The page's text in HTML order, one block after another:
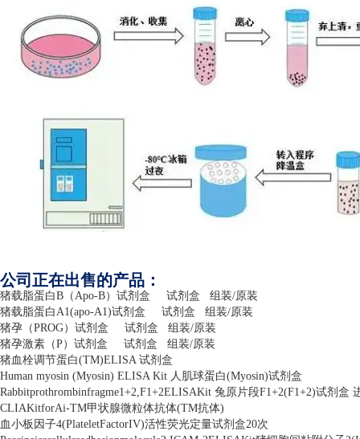
公司正在出售的产品：
猪载脂蛋白B （Apo-B）试剂盒 试剂盒 组装/原装
猪载脂蛋白A1(apo-A1)试剂盒 试剂盒 组装/原装
猪孕（PROG）试剂盒 试剂盒 组装/原装
猪孕激素（P）试剂盒 试剂盒 组装/原装
猪血栓调节蛋白(TM)ELISA 试剂盒
Human myosin (Myosin) ELISA Kit 人肌球蛋白(Myosin)试剂盒
Rabbitprothrombinfragme1+2,F1+2ELISAKit 兔原片段F1+2(F1+2)试剂盒
CLIAKitforAi-TM甲状腺微粒体抗体(TM抗体)
血小板因子4(PlateletFactorIV)活性荧光定量试剂盒20次